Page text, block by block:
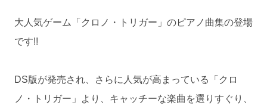
大人気ゲーム「クロノ・トリガー」のピアノ曲集の登場
です!!
DS版が発売され、さらに人気が高まっている「クロ
ノ・トリガー」より、キャッチーな楽曲を選りすぐり、